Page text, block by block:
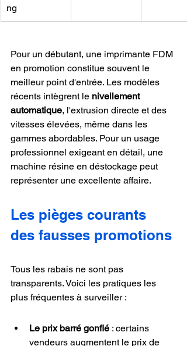
ng
Pour un débutant, une imprimante FDM
en promotion constitue souvent le
meilleur point d'entrée. Les modèles
récents intègrent le nivellement
automatique, l'extrusion directe et des
vitesses élevées, même dans les
gammes abordables. Pour un usage
professionnel exigeant en détail, une
machine résine en déstockage peut
représenter une excellente affaire.
Les pièges courants
des fausses promotions
Tous les rabais ne sont pas
transparents. Voici les pratiques les
plus fréquentes à surveiller :
Le prix barré gonflé : certains
vendeurs augmentent le prix de